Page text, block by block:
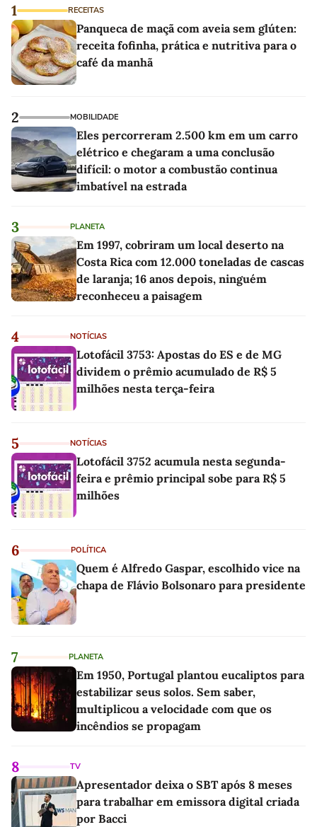
1 RECEITAS
Panqueca de maçã com aveia sem glúten:
receita fofinha, prática e nutritiva para o
café da manhã
2 MOBILIDADE
Eles percorreram 2.500 km em um carro
elétrico e chegaram a uma conclusão
difícil: o motor a combustão continua
imbatível na estrada
3 PLANETA
Em 1997, cobriram um local deserto na
Costa Rica com 12.000 toneladas de cascas
de laranja; 16 anos depois, ninguém
reconheceu a paisagem
4 NOTÍCIAS
Lotofácil 3753: Apostas do ES e de MG
dividem o prêmio acumulado de R$ 5
milhões nesta terça-feira
5 NOTÍCIAS
Lotofácil 3752 acumula nesta segunda-
feira e prêmio principal sobe para R$ 5
milhões
6 POLÍTICA
Quem é Alfredo Gaspar, escolhido vice na
chapa de Flávio Bolsonaro para presidente
7 PLANETA
Em 1950, Portugal plantou eucaliptos para
estabilizar seus solos. Sem saber,
multiplicou a velocidade com que os
incêndios se propagam
8 TV
Apresentador deixa o SBT após 8 meses
para trabalhar em emissora digital criada
por Bacci